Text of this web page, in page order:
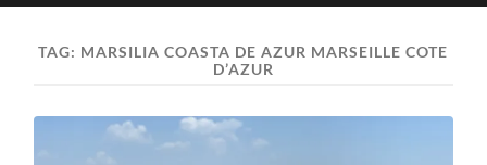
mobile
TAG: MARSILIA COASTA DE AZUR MARSEILLE COTE
D’AZUR